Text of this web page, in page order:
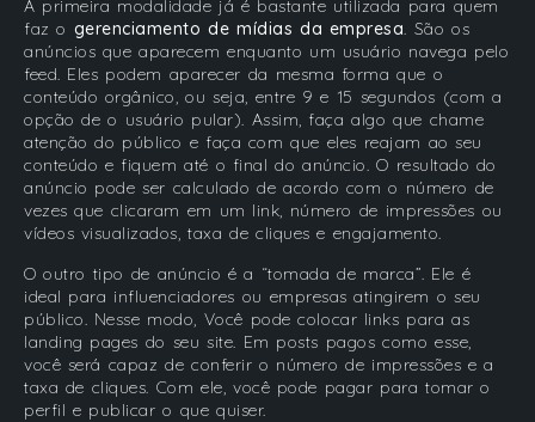
A primeira modalidade já é bastante utilizada para quem
faz o gerenciamento de mídias da empresa. São os
anúncios que aparecem enquanto um usuário navega pelo
feed. Eles podem aparecer da mesma forma que o
conteúdo orgânico, ou seja, entre 9 e 15 segundos (com a
opção de o usuário pular). Assim, faça algo que chame
atenção do público e faça com que eles reajam ao seu
conteúdo e fiquem até o final do anúncio. O resultado do
anúncio pode ser calculado de acordo com o número de
vezes que clicaram em um link, número de impressões ou
vídeos visualizados, taxa de cliques e engajamento.
O outro tipo de anúncio é a “tomada de marca”. Ele é
ideal para influenciadores ou empresas atingirem o seu
público. Nesse modo, Você pode colocar links para as
landing pages do seu site. Em posts pagos como esse,
você será capaz de conferir o número de impressões e a
taxa de cliques. Com ele, você pode pagar para tomar o
perfil e publicar o que quiser.